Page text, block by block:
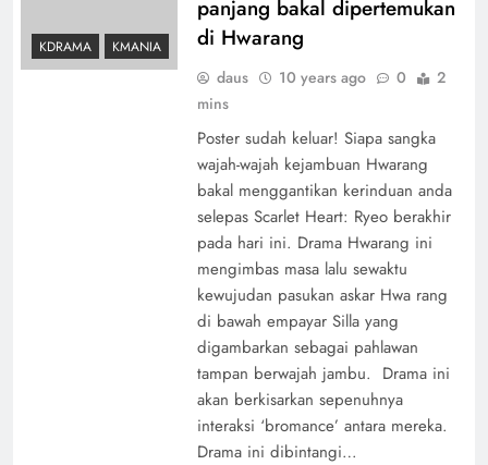
KDRAMA KMANIA
panjang bakal dipertemukan
di Hwarang
daus 10 years ago 0
2
mins
Poster sudah keluar! Siapa sangka
wajah-wajah kejambuan Hwarang
bakal menggantikan kerinduan anda
selepas Scarlet Heart: Ryeo berakhir
pada hari ini. Drama Hwarang ini
mengimbas masa lalu sewaktu
kewujudan pasukan askar Hwa rang
di bawah empayar Silla yang
digambarkan sebagai pahlawan
tampan berwajah jambu. Drama ini
akan berkisarkan sepenuhnya
interaksi ‘bromance’ antara mereka.
Drama ini dibintangi…